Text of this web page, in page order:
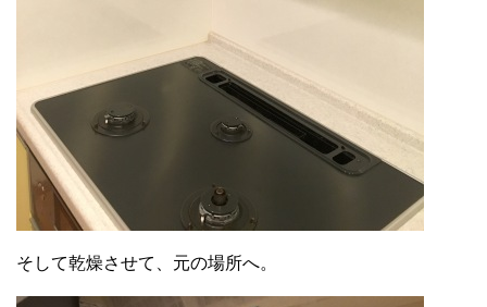
そして乾燥させて、元の場所へ。